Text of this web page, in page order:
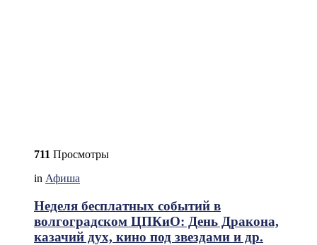
711 Просмотры
in Афиша
Неделя бесплатных событий в
волгоградском ЦПКиО: День Дракона,
казачий дух, кино под звездами и др.